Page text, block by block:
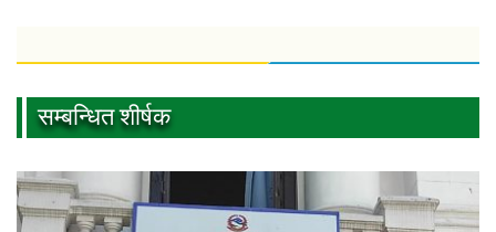
सम्बन्धित शीर्षक